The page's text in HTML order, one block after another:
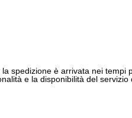
spedizione è arrivata nei tempi
e la disponibilità del servizio